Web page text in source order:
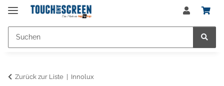
Zurück zur Liste Innolux